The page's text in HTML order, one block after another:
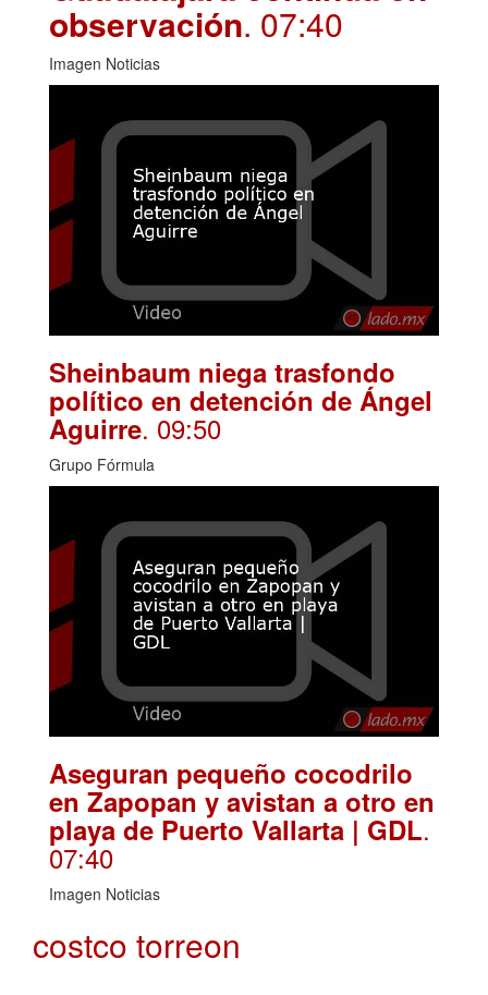
observación. 07:40
Imagen Noticias
Sheinbaum niega trasfondo
político en detención de Ángel
Aguirre. 09:50
Grupo Fórmula
Aseguran pequeño cocodrilo
en Zapopan y avistan a otro en
playa de Puerto Vallarta | GDL.
07:40
Imagen Noticias
costco torreon